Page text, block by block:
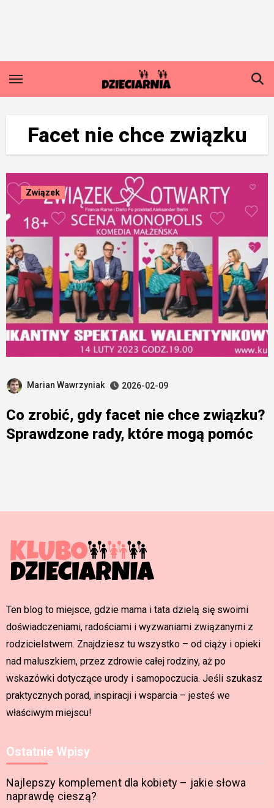
Facet nie chce związku
Związek
Marian Wawrzyniak 2026-02-09
Co zrobić, gdy facet nie chce związku?
Sprawdzone rady, które mogą pomóc
Ten blog to miejsce, gdzie mama i tata dzielą się swoimi
doświadczeniami, radościami i wyzwaniami związanymi z
rodzicielstwem. Znajdziesz tu wszystko – od ciąży i opieki
nad maluszkiem, przez zdrowie całej rodziny, aż po
wskazówki dotyczące urody i samopoczucia. Jeśli szukasz
praktycznych porad, inspiracji i wsparcia – jesteś we
właściwym miejscu!
Ostatnie Wpisy
Najlepszy komplement dla kobiety – jakie słowa
naprawdę cieszą?